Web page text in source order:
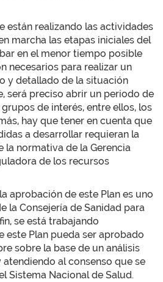
están realizando las actividades
marcha las etapas iniciales del
en el menor tiempo posible
necesarios para realizar un
y detallado de la situación
será preciso abrir un periodo de
de interés, entre ellos, los
hay que tener en cuenta que
a desarrollar requieran la
la normativa de la Gerencia
de los recursos
aprobación de este Plan es uno
la Consejería de Sanidad para
se está trabajando
este Plan pueda ser aprobado
sobre la base de un análisis
al consenso que se
Sistema Nacional de Salud.